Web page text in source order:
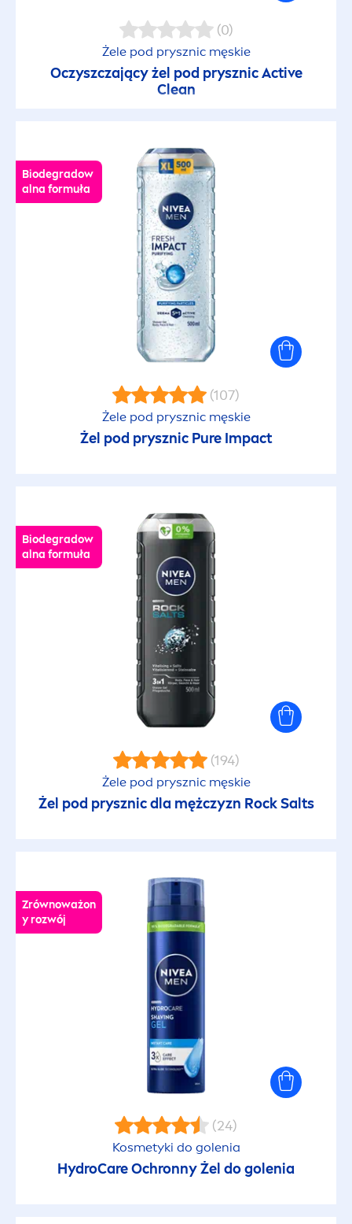
(0)
Żele pod prysznic męskie
Oczyszczający żel pod prysznicActive
Clean
Biodegradow
alna formuła
(107)
Żele pod prysznic męskie
Żel pod prysznic Pure Impact
Biodegradow
alna formuła
(194)
Żele pod prysznic męskie
Żel pod prysznic dla mężczyzn RockSalts
Zrównoważon
y rozwój
(24)
Kosmetyki do golenia
HydroCareOchronny Żel do golenia